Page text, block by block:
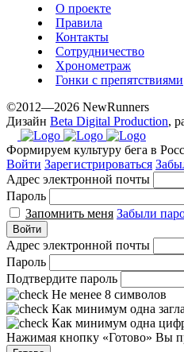
О проекте
Правила
Контакты
Сотрудничество
Хронометраж
Гонки с препятствиями
©2012—2026 NewRunners
Дизайн Beta Digital Production,
Формируем культуру бега в
Войти Зарегистрироваться
Адрес электронной почты
Пароль
Запомнить меня Забыли
Войти
Адрес электронной почты
Пароль
Подтвердите пароль
Не менее 8 символов
Как минимум одна
Как минимум одна
Нажимая кнопку «Готово» Вы